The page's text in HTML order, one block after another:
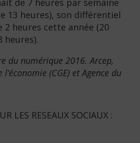
de 7 heures par semaine
13 heures), son différentiel
2 heures cette année (20
heures).
du numérique 2016. Arcep,
(CGE) et Agence du
LES RESEAUX SOCIAUX :